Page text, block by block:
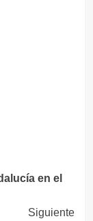
en el
Siguiente